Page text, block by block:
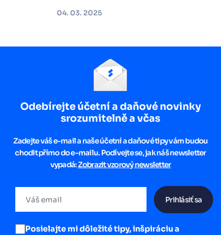
04. 03. 2025
Odebírejte účetní a daňové novinky
srozumitelně a včas
Zadejte váš e-mail a naše účetní a daňové tipy vám budou
chodit přímo do e-mailu. Podívejte se, jak náš newsletter
vypadá:Zobrazit vzorový newsletter
Prihlásiť sa
Posielajte mi dôležité tipy, inšpiráciu a